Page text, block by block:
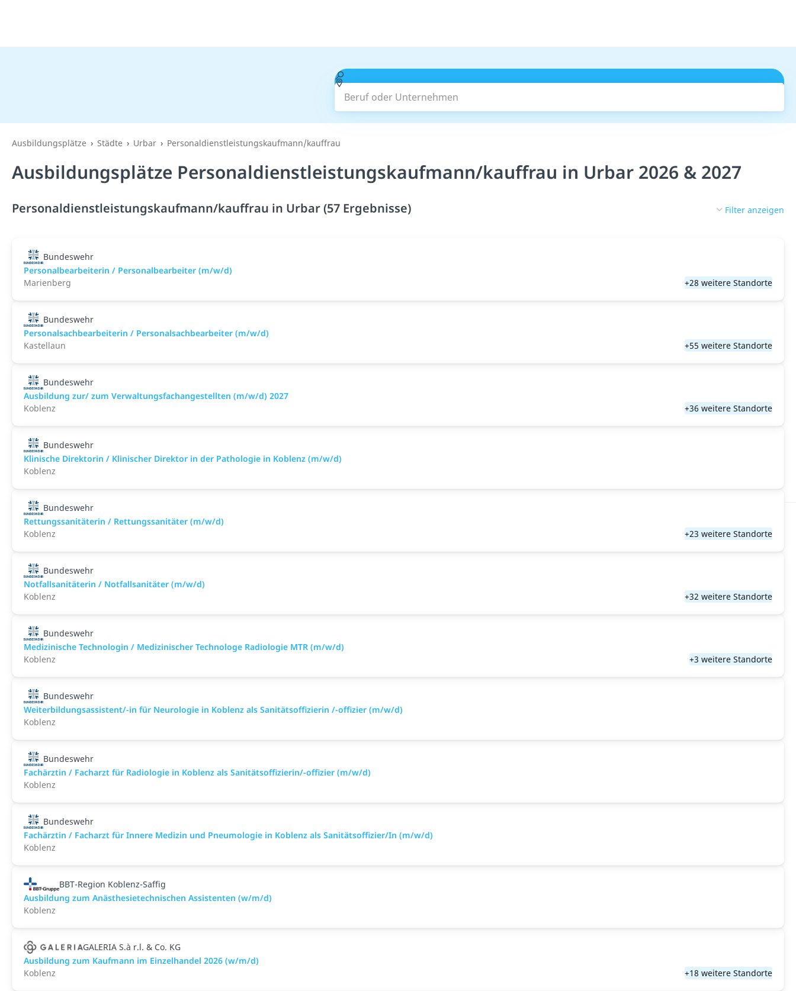
Beruf oder Unternehmen
Ausbildungsplätze Städte Urbar Personaldienstleistungskaufmann/kauffrau
Ausbildungsplätze Personaldienstleistungskaufmann/kauffrau in Urbar 2026 & 2027
Personaldienstleistungskaufmann/kauffrau in Urbar (57 Ergebnisse) Filter anzeigen
Bundeswehr
Personalbearbeiterin / Personalbearbeiter (m/w/d)
Marienberg
+28 weitere Standorte
Bundeswehr
Personalsachbearbeiterin / Personalsachbearbeiter (m/w/d)
Kastellaun
+55 weitere Standorte
Bundeswehr
Ausbildung zur/ zum Verwaltungsfachangestellten (m/w/d) 2027
Koblenz
+36 weitere Standorte
Bundeswehr
Klinische Direktorin / Klinischer Direktor in der Pathologie in Koblenz (m/w/d)
Koblenz
Bundeswehr
Rettungssanitäterin / Rettungssanitäter (m/w/d)
Koblenz
+23 weitere Standorte
Bundeswehr
Notfallsanitäterin / Notfallsanitäter (m/w/d)
Koblenz
+32 weitere Standorte
Bundeswehr
Medizinische Technologin / Medizinischer Technologe Radiologie MTR (m/w/d)
Koblenz
+3 weitere Standorte
Bundeswehr
Weiterbildungsassistent/-in für Neurologie in Koblenz als Sanitätsoffizierin /-offizier (m/w/d)
Koblenz
Bundeswehr
Fachärztin / Facharzt für Radiologie in Koblenz als Sanitätsoffizierin/-offizier (m/w/d)
Koblenz
Bundeswehr
Fachärztin / Facharzt für Innere Medizin und Pneumologie in Koblenz als Sanitätsoffizier/In (m/w/d)
Koblenz
BBT-Region Koblenz-Saffig
Ausbildung zum Anästhesietechnischen Assistenten (w/m/d)
Koblenz
GALERIA S.à r.l. & Co. KG
Ausbildung zum Kaufmann im Einzelhandel 2026 (w/m/d)
Koblenz
+18 weitere Standorte